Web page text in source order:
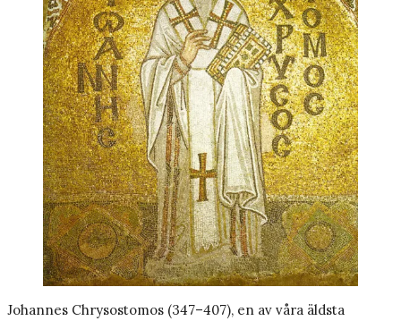
Johannes Chrysostomos (347–407), en av våra äldsta